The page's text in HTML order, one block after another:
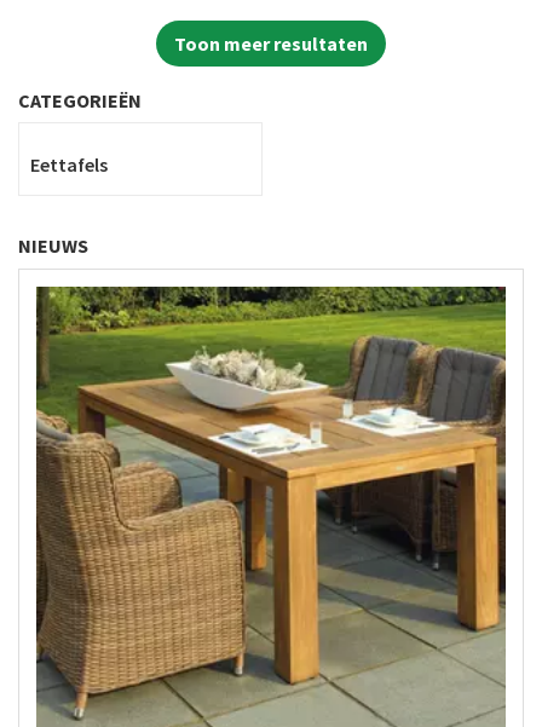
Toon meer resultaten
CATEGORIEËN
Eettafels
NIEUWS